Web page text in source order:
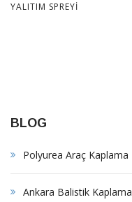
YALITIM SPREYI
BLOG
Polyurea Araç Kaplama
Ankara Balistik Kaplama